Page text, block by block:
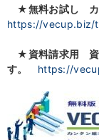
★無料お試し カ
https://vecup.biz/
★資料請求用
す。 https://